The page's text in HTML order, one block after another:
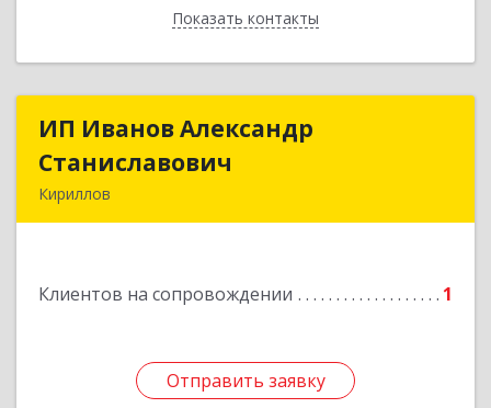
Показать контакты
Назад
ИП Иванов Александр
Станиславович
Кириллов
Клиентов на сопровождении 1
Отправить заявку
ИП Иванов Александр
Подробнее
Отправить заявку